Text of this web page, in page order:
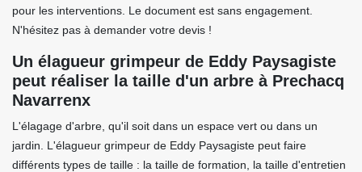
pour les interventions. Le document est sans engagement.
N'hésitez pas à demander votre devis !
Un élagueur grimpeur de Eddy Paysagiste
peut réaliser la taille d'un arbre à Prechacq
Navarrenx
L'élagage d'arbre, qu'il soit dans un espace vert ou dans un
jardin. L'élagueur grimpeur de Eddy Paysagiste peut faire
différents types de taille : la taille de formation, la taille d'entretien